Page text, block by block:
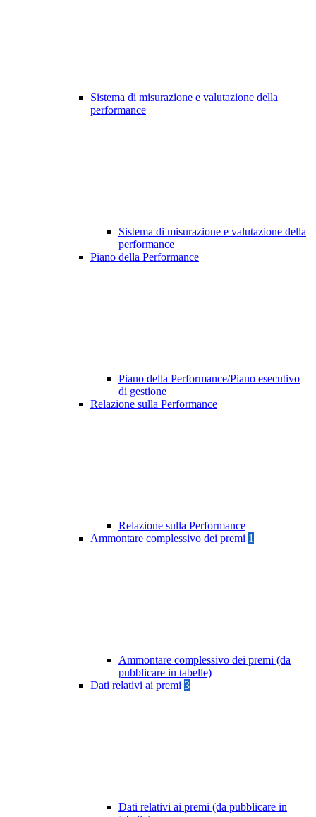
Sistema di misurazione e valutazione della
performance
Sistema di misurazione e valutazione della
performance
Piano della Performance
Piano della Performance/Piano esecutivo
di gestione
Relazione sulla Performance
Relazione sulla Performance
Ammontare complessivo dei premi 1
Ammontare complessivo dei premi (da
pubblicare in tabelle)
Dati relativi ai premi 3
Dati relativi ai premi (da pubblicare in